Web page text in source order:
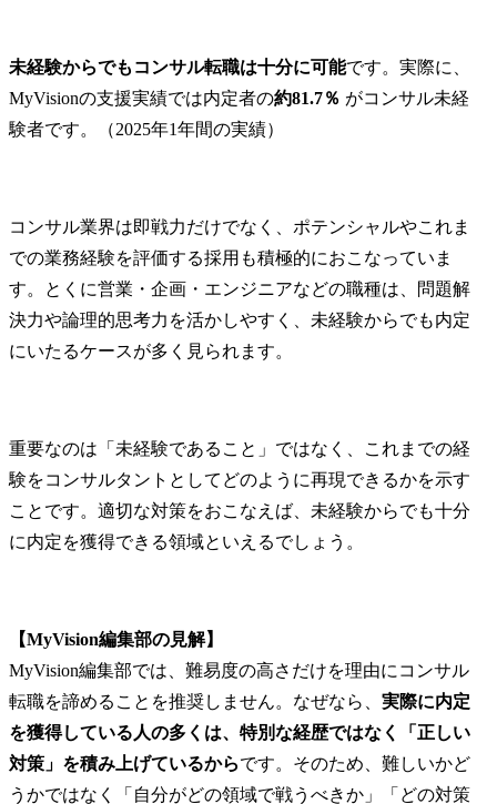
未経験からでもコンサル転職は十分に可能です。実際に、
MyVisionの支援実績では内定者の約81.7％ がコンサル未経
験者です。（2025年1年間の実績）
コンサル業界は即戦力だけでなく、ポテンシャルやこれま
での業務経験を評価する採用も積極的におこなっていま
す。とくに営業・企画・エンジニアなどの職種は、問題解
決力や論理的思考力を活かしやすく、未経験からでも内定
にいたるケースが多く見られます。
重要なのは「未経験であること」ではなく、これまでの経
験をコンサルタントとしてどのように再現できるかを示す
ことです。適切な対策をおこなえば、未経験からでも十分
に内定を獲得できる領域といえるでしょう。
【MyVision編集部の見解】
MyVision編集部では、難易度の高さだけを理由にコンサル
転職を諦めることを推奨しません。なぜなら、 実際に内定
を獲得している人の多くは、特別な経歴ではなく「正しい
対策」を積み上げているからです。そのため、難しいかど
うかではなく「自分がどの領域で戦うべきか」「どの対策